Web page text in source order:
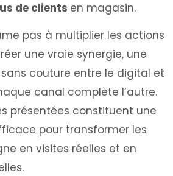
de clients en magasin.
pas à multiplier les actions
une vraie synergie, une
couture entre le digital et
canal complète l’autre.
présentées constituent une
pour transformer les
en visites réelles et en